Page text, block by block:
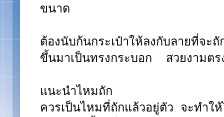
ขนาด
ต้องนับก้นกระเป๋าให้ลงกับลายที่จะ
ขึ้นมาเป็นทรงกระบอก สวยงามตร
แนะนำไหมถัก
ควรเป็นไหมที่ถักแล้วอยู่ตัว จะทำใ